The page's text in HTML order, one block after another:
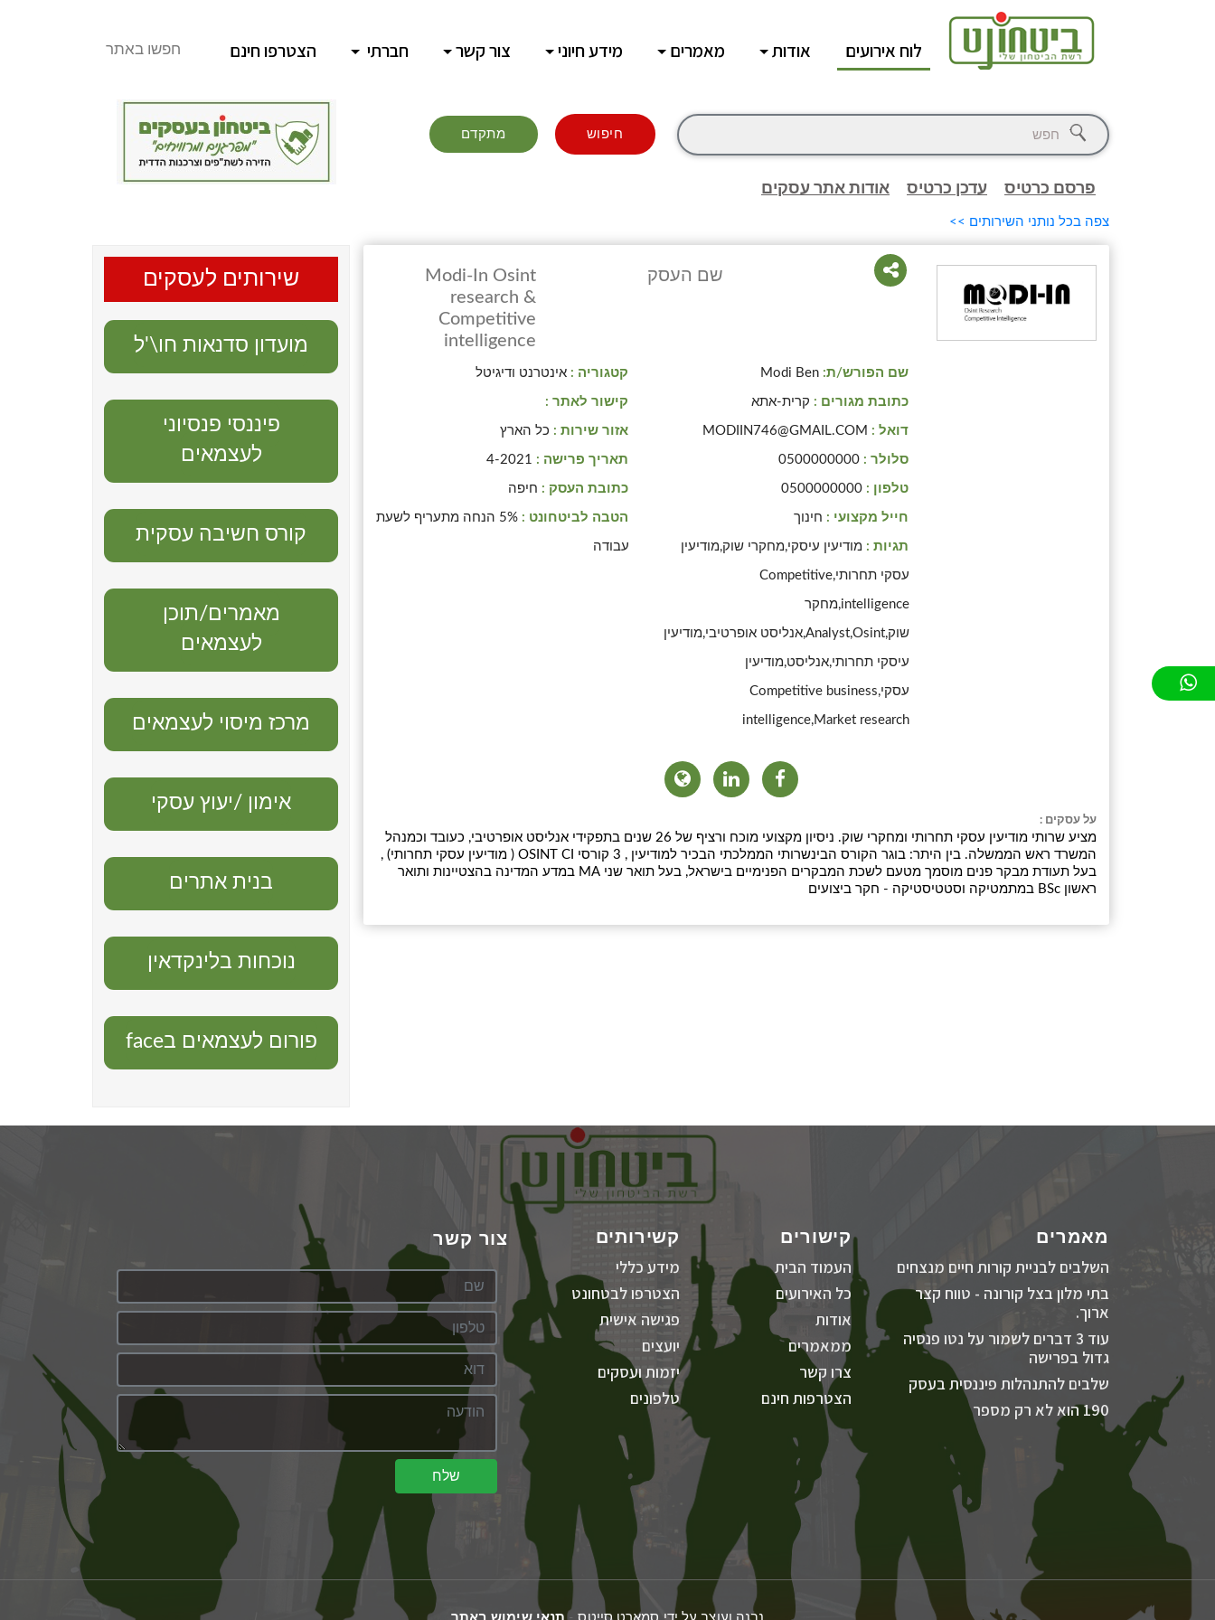
לוח אירועים אודות מאמרים מידע חיוני צור קשר חברתי הצטרפו חינם חפשו באתר
חיפוש מתקדם
פרסם כרטיס עדכן כרטיס אודות אתר עסקים
צפה בכל נותני השירותים >>
שם העסק
Modi-In Osint
research &
Competitive
intelligence
שם הפורש/ת: Modi Ben
כתובת מגורים : קרית-אתא
דואל : MODIIN746@GMAIL.COM
סלולר : 0500000000
טלפון : 0500000000
חייל מקצועי : חינוך
תגיות : מודיעין עיסקי,מחקרי שוק,מודיעין
עסקי תחרותי,Competitive
intelligence,מחקר
שוק,Analyst,Osint,אנליסט אופרטיבי,מודיעין
עיסקי תחרותי,אנליסט,מודיעין
עסקי,Competitive business
intelligence,Market research
קטגוריה : אינטרנט ודיגיטל
קישור לאתר :
אזור שירות : כל הארץ
תאריך פרישה : 4-2021
כתובת העסק : חיפה
הטבה לביטחונט : 5% הנחה מתעריף לשעת
עבודה
על עסקים :
מציע שרותי מודיעין עסקי תחרותי ומחקרי שוק. ניסיון מקצועי מוכח ורציף של 26 שנים בתפקידי אנליסט אופרטיבי, כעובד וכמנהל
המשרד ראש הממשלה. בין היתר: בוגר הקורס הבינשרותי הממלכתי הבכיר למודיעין , 3 קורסי OSINT CI ( מודיעין עסקי תחרותי) ,
בעל תעודת מבקר פנים מוסמך מטעם לשכת המבקרים הפנימיים בישראל, בעל תואר שני MA במדע המדינה בהצטיינות ותואר
ראשון BSc במתמטיקה וסטטיסטיקה - חקר ביצועים
שירותים לעסקים
מועדון סדנאות חו\'ל
פיננסי פנסיוני
לעצמאים
קורס חשיבה עסקית
מאמרים/תוכן
לעצמאים
מרכז מיסוי לעצמאים
אימון /יעוץ עסקי
בנית אתרים
נוכחות בלינקדאין
פורום לעצמאים בface
מאמרים
השלבים לבניית קורות חיים מנצחים
בתי מלון בצל קורונה - טווח קצר
ארוך.
עוד 3 דברים לשמור על נטו פנסיה
גדול בפרישה
שלבים להתנהלות פיננסית בעסק
190 הוא לא רק מספר
קישורים
העמוד הבית
כל האירועים
אודות
ממאמרים
צרו קשר
הצטרפות חינם
קשירותים
מידע כללי
הצטרפו לבטחונט
פגישה אישית
יועצים
יזמות ועסקים
טלפונים
צור קשר
שלח